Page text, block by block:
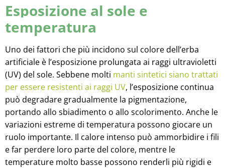
Esposizione al sole e
temperatura
Uno dei fattori che più incidono sul colore dell’erba
artificiale è l’esposizione prolungata ai raggi ultravioletti
(UV) del sole. Sebbene molti manti sintetici siano trattati
per essere resistenti ai raggi UV, l’esposizione continua
può degradare gradualmente la pigmentazione,
portando allo sbiadimento o allo scolorimento. Anche le
variazioni estreme di temperatura possono giocare un
ruolo importante. Il calore intenso può ammorbidire i fili
e far perdere loro parte del colore, mentre le
temperature molto basse possono renderli più rigidi e